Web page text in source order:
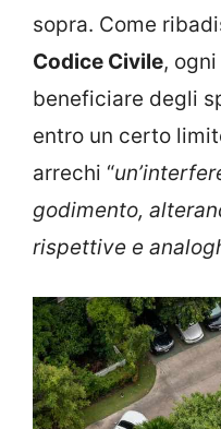
sopra. Come
Codice Civile,
beneficiare degli
entro un certo
arrechi “
godimento,
rispettive e